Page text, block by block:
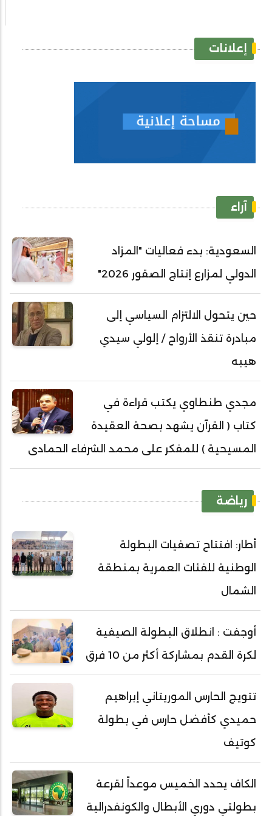
إعلانات
آراء
السعودية: بدء فعاليات "المزاد
الدولي لمزارع إنتاج الصقور 2026"
حين يتحول الالتزام السياسي إلى
مبادرة تنقذ الأرواح / إلولي سيدي
هيبه
مجدي طنطاوي يكتب قراءة في
كتاب ( القرآن يشهد بصحة العقيدة
المسيحية ) للمفكر على محمد الشرفاء الحمادى
رياضة
أطار: افتتاح تصفيات البطولة
الوطنية للفئات العمرية بمنطقة
الشمال
أوجفت : انطلاق البطولة الصيفية
لكرة القدم بمشاركة أكثر من 10 فرق
تتويج الحارس الموريتاني إبراهيم
حميدي كأفضل حارس في بطولة
كوتيف
الكاف يحدد الخميس موعداً لقرعة
بطولتي دوري الأبطال والكونفدرالية